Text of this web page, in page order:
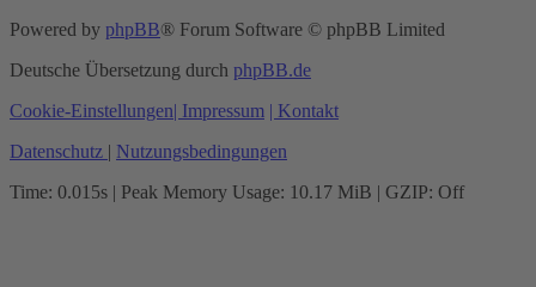
Powered by phpBB® Forum Software © phpBB Limited
Deutsche Übersetzung durch phpBB.de
Cookie-Einstellungen| Impressum | Kontakt
Datenschutz | Nutzungsbedingungen
Time: 0.015s | Peak Memory Usage: 10.17 MiB | GZIP: Off